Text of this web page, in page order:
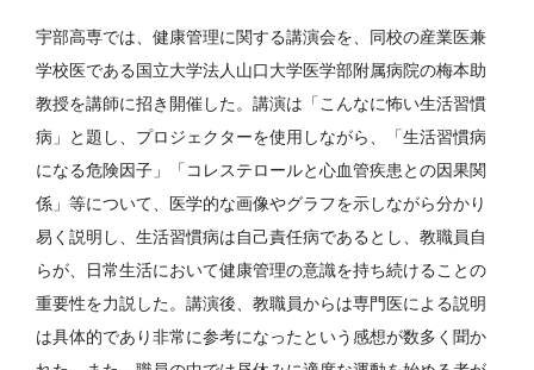
宇部高専では、健康管理に関する講演会を、同校の産業医兼
学校医である国立大学法人山口大学医学部附属病院の梅本助
教授を講師に招き開催した。講演は「こんなに怖い生活習慣
病」と題し、プロジェクターを使用しながら、「生活習慣病
になる危険因子」「コレステロールと心血管疾患との因果関
係」等について、医学的な画像やグラフを示しながら分かり
易く説明し、生活習慣病は自己責任病であるとし、教職員自
らが、日常生活において健康管理の意識を持ち続けることの
重要性を力説した。講演後、教職員からは専門医による説明
は具体的であり非常に参考になったという感想が数多く聞か